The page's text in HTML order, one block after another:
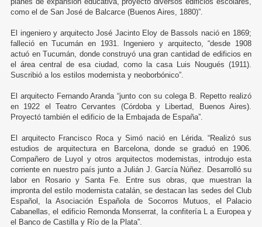
como el de San José de Balcarce (Buenos Aires, 1880)”.
El ingeniero y arquitecto José Jacinto Eloy de Bassols nació en 1869;
falleció en Tucumán en 1931. Ingeniero y arquitecto, “desde 1908
actuó en Tucumán, donde construyó una gran cantidad de edificios en
el área central de esa ciudad, como la casa Luis Nougués (1911).
Suscribió a los estilos modernista y neoborbónico”.
El arquitecto Fernando Aranda “junto con su colega B. Repetto realizó
en 1922 el Teatro Cervantes (Córdoba y Libertad, Buenos Aires).
Proyectó también el edificio de la Embajada de España”.
El arquitecto Francisco Roca y Simó nació en Lérida. “Realizó sus
estudios de arquitectura en Barcelona, donde se graduó en 1906.
Compañero de Luyol y otros arquitectos modernistas, introdujo esta
corriente en nuestro país junto a Julián J. García Núñez. Desarrolló su
labor en Rosario y Santa Fe. Entre sus obras, que muestran la
impronta del estilo modernista catalán, se destacan las sedes del Club
Español, la Asociación Española de Socorros Mutuos, el Palacio
Cabanellas, el edificio Remonda Monserrat, la confitería L a Europea y
el Banco de Castilla y Río de la Plata”.